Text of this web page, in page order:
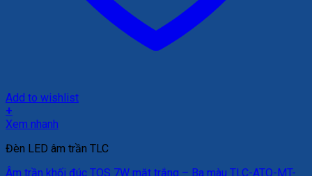
Add to wishlist
+
Xem nhanh
Đèn LED âm trần TLC
Âm trần khối đúc TOS 7W mặt trắng – Ba màu TLC-ATO-MT-